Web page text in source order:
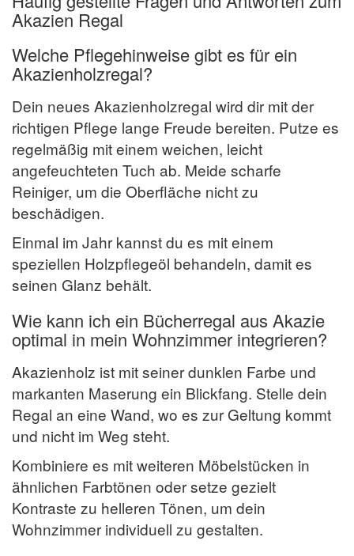
Akazien Regal
Welche Pflegehinweise gibt es für ein
Akazienholzregal?
Dein neues Akazienholzregal wird dir mit der
richtigen Pflege lange Freude bereiten. Putze es
regelmäßig mit einem weichen, leicht
angefeuchteten Tuch ab. Meide scharfe
Reiniger, um die Oberfläche nicht zu
beschädigen.
Einmal im Jahr kannst du es mit einem
speziellen Holzpflegeöl behandeln, damit es
seinen Glanz behält.
Wie kann ich ein Bücherregal aus Akazie
optimal in mein Wohnzimmer integrieren?
Akazienholz ist mit seiner dunklen Farbe und
markanten Maserung ein Blickfang. Stelle dein
Regal an eine Wand, wo es zur Geltung kommt
und nicht im Weg steht.
Kombiniere es mit weiteren Möbelstücken in
ähnlichen Farbtönen oder setze gezielt
Kontraste zu helleren Tönen, um dein
Wohnzimmer individuell zu gestalten.